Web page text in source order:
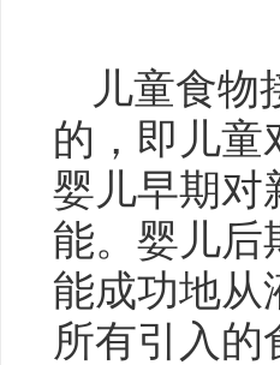
儿童食物
的，即儿童
婴儿早期对
能。婴儿后
能成功地从
所有引入的